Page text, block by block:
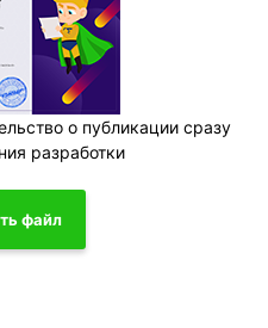
о публикации сразу
разработки
файл